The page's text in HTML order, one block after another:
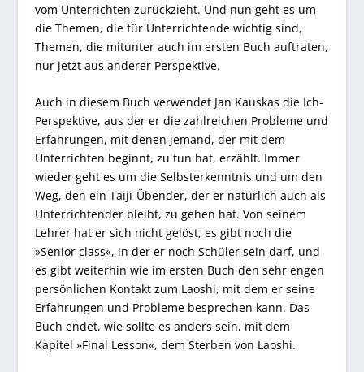
vom Unterrichten zurückzieht. Und nun geht es um
die Themen, die für Unterrichtende wichtig sind,
Themen, die mitunter auch im ersten Buch auftraten,
nur jetzt aus anderer Perspektive.
Auch in diesem Buch verwendet Jan Kauskas die Ich-
Perspektive, aus der er die zahlreichen Probleme und
Erfahrungen, mit denen jemand, der mit dem
Unterrichten beginnt, zu tun hat, erzählt. Immer
wieder geht es um die Selbsterkenntnis und um den
Weg, den ein Taiji-Übender, der er natürlich auch als
Unterrichtender bleibt, zu gehen hat. Von seinem
Lehrer hat er sich nicht gelöst, es gibt noch die
»Senior class«, in der er noch Schüler sein darf, und
es gibt weiterhin wie im ersten Buch den sehr engen
persönlichen Kontakt zum Laoshi, mit dem er seine
Erfahrungen und Probleme besprechen kann. Das
Buch endet, wie sollte es anders sein, mit dem
Kapitel »Final Lesson«, dem Sterben von Laoshi.